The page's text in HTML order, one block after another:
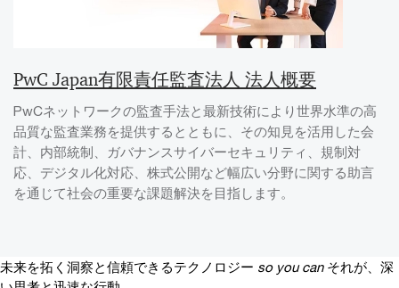
PwC Japan有限責任監査法人 法人概要
PwCネットワークの監査手法と最新技術により世界水準の高
品質な監査業務を提供するとともに、その知見を活用した会
計、内部統制、ガバナンスサイバーセキュリティ、規制対
応、デジタル化対応、株式公開など幅広い分野に関する助言
を通じて社会の重要な課題解決を目指します。
未来を拓く洞察と信頼できるテクノロジー so you can それが、深